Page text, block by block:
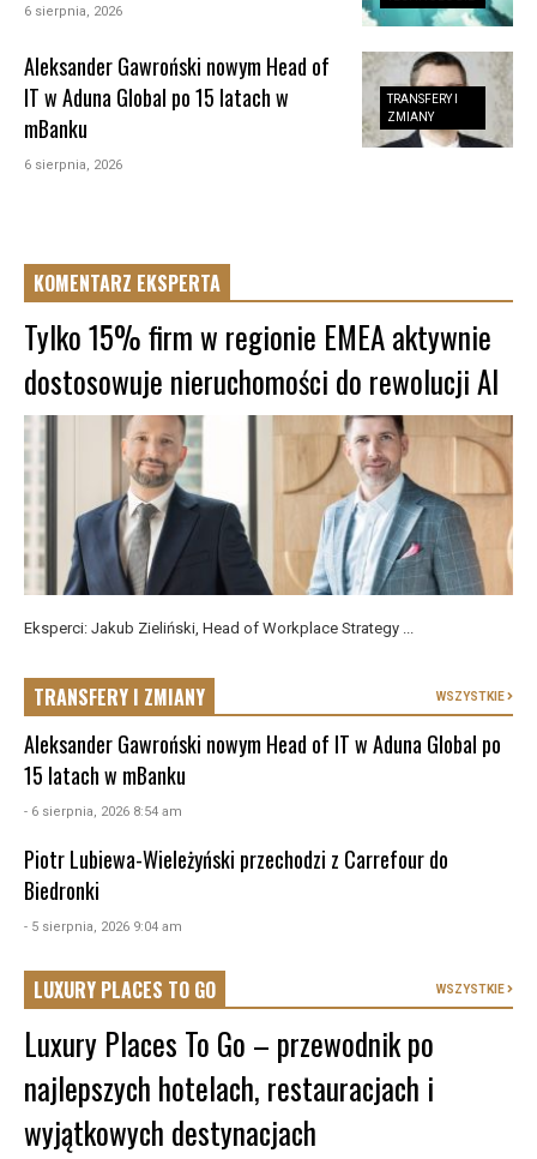
6 sierpnia, 2026
TRANSFERY I
ZMIANY
Aleksander Gawroński nowym Head of
IT w Aduna Global po 15 latach w
mBanku
6 sierpnia, 2026
KOMENTARZ EKSPERTA
Tylko 15% firm w regionie EMEA aktywnie
dostosowuje nieruchomości do rewolucji AI
Eksperci: Jakub Zieliński, Head of Workplace Strategy ...
TRANSFERY I ZMIANY WSZYSTKIE
Aleksander Gawroński nowym Head of IT w Aduna Global po
15 latach w mBanku
- 6 sierpnia, 2026 8:54 am
Piotr Lubiewa-Wieleżyński przechodzi z Carrefour do
Biedronki
- 5 sierpnia, 2026 9:04 am
LUXURY PLACES TO GO WSZYSTKIE
Luxury Places To Go – przewodnik po
najlepszych hotelach, restauracjach i
wyjątkowych destynacjach